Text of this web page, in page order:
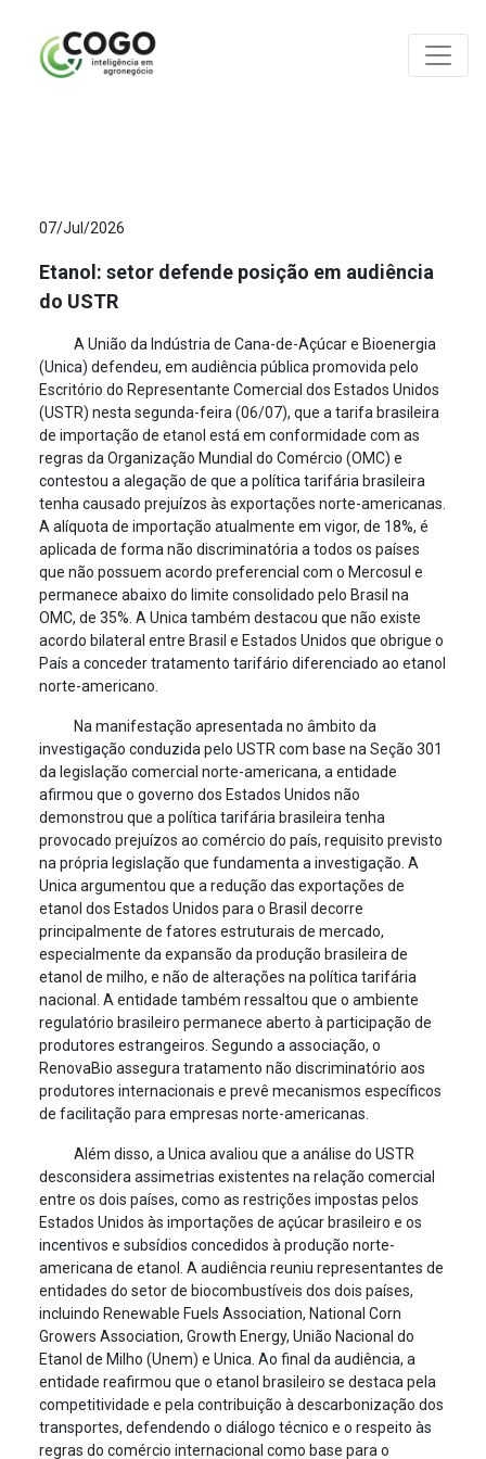
07/Jul/2026
Etanol: setor defende posição em audiência
do USTR
A União da Indústria de Cana-de-Açúcar e Bioenergia
(Unica) defendeu, em audiência pública promovida pelo
Escritório do Representante Comercial dos Estados Unidos
(USTR) nesta segunda-feira (06/07), que a tarifa brasileira
de importação de etanol está em conformidade com as
regras da Organização Mundial do Comércio (OMC) e
contestou a alegação de que a política tarifária brasileira
tenha causado prejuízos às exportações norte-americanas.
A alíquota de importação atualmente em vigor, de 18%, é
aplicada de forma não discriminatória a todos os países
que não possuem acordo preferencial com o Mercosul e
permanece abaixo do limite consolidado pelo Brasil na
OMC, de 35%. A Unica também destacou que não existe
acordo bilateral entre Brasil e Estados Unidos que obrigue o
País a conceder tratamento tarifário diferenciado ao etanol
norte-americano.
Na manifestação apresentada no âmbito da
investigação conduzida pelo USTR com base na Seção 301
da legislação comercial norte-americana, a entidade
afirmou que o governo dos Estados Unidos não
demonstrou que a política tarifária brasileira tenha
provocado prejuízos ao comércio do país, requisito previsto
na própria legislação que fundamenta a investigação. A
Unica argumentou que a redução das exportações de
etanol dos Estados Unidos para o Brasil decorre
principalmente de fatores estruturais de mercado,
especialmente da expansão da produção brasileira de
etanol de milho, e não de alterações na política tarifária
nacional. A entidade também ressaltou que o ambiente
regulatório brasileiro permanece aberto à participação de
produtores estrangeiros. Segundo a associação, o
RenovaBio assegura tratamento não discriminatório aos
produtores internacionais e prevê mecanismos específicos
de facilitação para empresas norte-americanas.
Além disso, a Unica avaliou que a análise do USTR
desconsidera assimetrias existentes na relação comercial
entre os dois países, como as restrições impostas pelos
Estados Unidos às importações de açúcar brasileiro e os
incentivos e subsídios concedidos à produção norte-
americana de etanol. A audiência reuniu representantes de
entidades do setor de biocombustíveis dos dois países,
incluindo Renewable Fuels Association, National Corn
Growers Association, Growth Energy, União Nacional do
Etanol de Milho (Unem) e Unica. Ao final da audiência, a
entidade reafirmou que o etanol brasileiro se destaca pela
competitividade e pela contribuição à descarbonização dos
transportes, defendendo o diálogo técnico e o respeito às
regras do comércio internacional como base para o